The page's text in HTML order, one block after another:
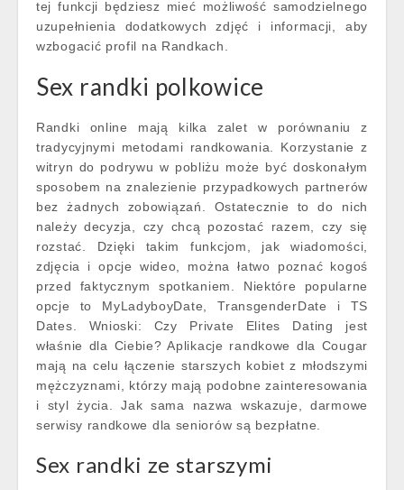
tej funkcji będziesz mieć możliwość samodzielnego
uzupełnienia dodatkowych zdjęć i informacji, aby
wzbogacić profil na Randkach.
Sex randki polkowice
Randki online mają kilka zalet w porównaniu z
tradycyjnymi metodami randkowania. Korzystanie z
witryn do podrywu w pobliżu może być doskonałym
sposobem na znalezienie przypadkowych partnerów
bez żadnych zobowiązań. Ostatecznie to do nich
należy decyzja, czy chcą pozostać razem, czy się
rozstać. Dzięki takim funkcjom, jak wiadomości,
zdjęcia i opcje wideo, można łatwo poznać kogoś
przed faktycznym spotkaniem. Niektóre popularne
opcje to MyLadyboyDate, TransgenderDate i TS
Dates. Wnioski: Czy Private Elites Dating jest
właśnie dla Ciebie? Aplikacje randkowe dla Cougar
mają na celu łączenie starszych kobiet z młodszymi
mężczyznami, którzy mają podobne zainteresowania
i styl życia. Jak sama nazwa wskazuje, darmowe
serwisy randkowe dla seniorów są bezpłatne.
Sex randki ze starszymi